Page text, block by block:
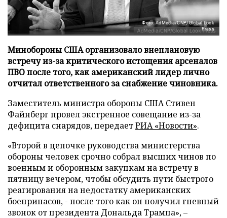
Фото: AdMedia/CNP/Global Look
Press
Минобороны США организовало внеплановую
встречу из-за критического истощения арсеналов
ПВО после того, как американский лидер лично
отчитал ответственного за снабжение чиновника.
Заместитель министра обороны США Стивен
Файнберг провел экстренное совещание из-за
дефицита снарядов, передаетРИА «Новости».
«Второй в цепочке руководства министерства
обороны человек срочно собрал высших чинов по
военным и оборонным закупкам на встречу в
пятницу вечером, чтобы обсудить пути быстрого
реагирования на недостатку американских
боеприпасов, - после того как он получил гневный
звонок от президента Дональда Трампа», –